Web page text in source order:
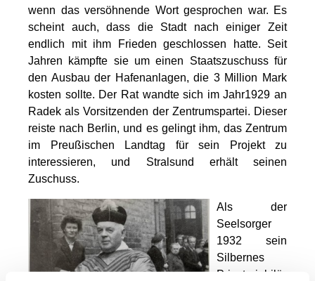
wenn das versöhnende Wort gesprochen war. Es
scheint auch, dass die Stadt nach einiger Zeit
endlich mit ihm Frieden geschlossen hatte. Seit
Jahren kämpfte sie um einen Staatszuschuss für
den Ausbau der Hafenanlagen, die 3 Million Mark
kosten sollte. Der Rat wandte sich im Jahr1929 an
Radek als Vorsitzenden der Zentrumspartei. Dieser
reiste nach Berlin, und es gelingt ihm, das Zentrum
im Preußischen Landtag für sein Projekt zu
interessieren, und Stralsund erhält seinen
Zuschuss.
Als der
Seelsorger
1932 sein
Silbernes
Priesterjubilä